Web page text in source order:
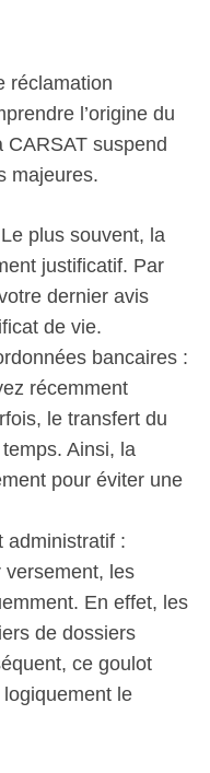
réclamation
l’origine du
CARSAT suspend
majeures.
plus souvent, la
justificatif. Par
dernier avis
de vie.
bancaires :
récemment
le transfert du
Ainsi, la
pour éviter une
administratif :
versement, les
En effet, les
de dossiers
ce goulot
logiquement le